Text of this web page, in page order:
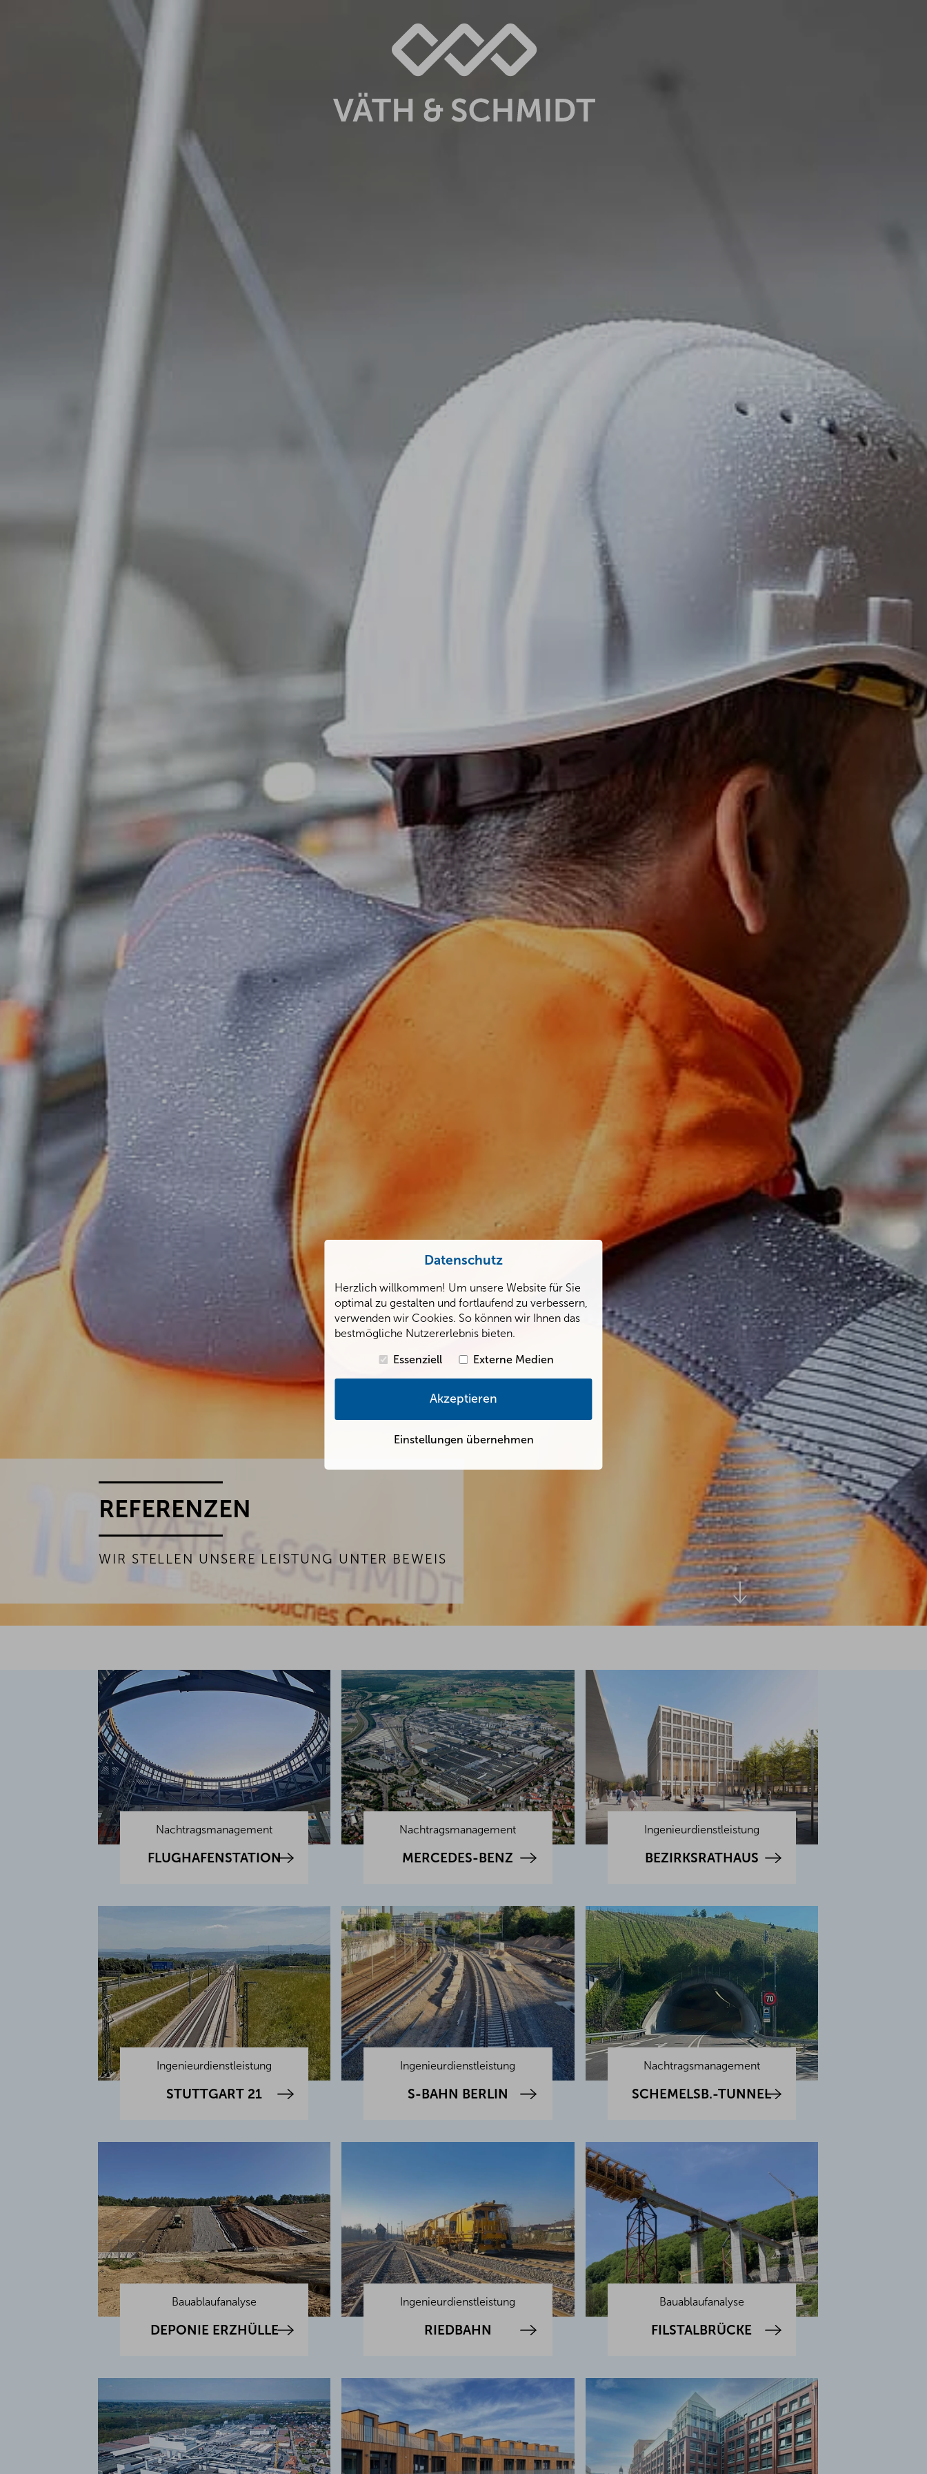
REFERENZEN
WIR STELLEN UNSERE LEISTUNG UNTER BEWEIS
Nachtragsmanagement
FLUGHAFENSTATION
Nachtragsmanagement
MERCEDES-BENZ
Ingenieurdienstleistung
BEZIRKSRATHAUS
Ingenieurdienstleistung
STUTTGART 21
Ingenieurdienstleistung
S-BAHN BERLIN
Nachtragsmanagement
SCHEMELSB.-TUNNEL
Bauablaufanalyse
DEPONIE ERZHÜLLE
Ingenieurdienstleistung
RIEDBAHN
Bauablaufanalyse
FILSTALBRÜCKE
Datenschutz
Herzlich willkommen! Um unsere Website für Sie
optimal zu gestalten und fortlaufend zu verbessern,
verwenden wir Cookies. So können wir Ihnen das
bestmögliche Nutzererlebnis bieten.
Essenziell
Externe Medien
Akzeptieren
Einstellungen übernehmen